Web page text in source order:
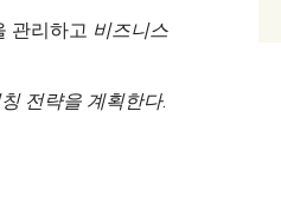
관리하고 비즈니스
전략을 계획한다.